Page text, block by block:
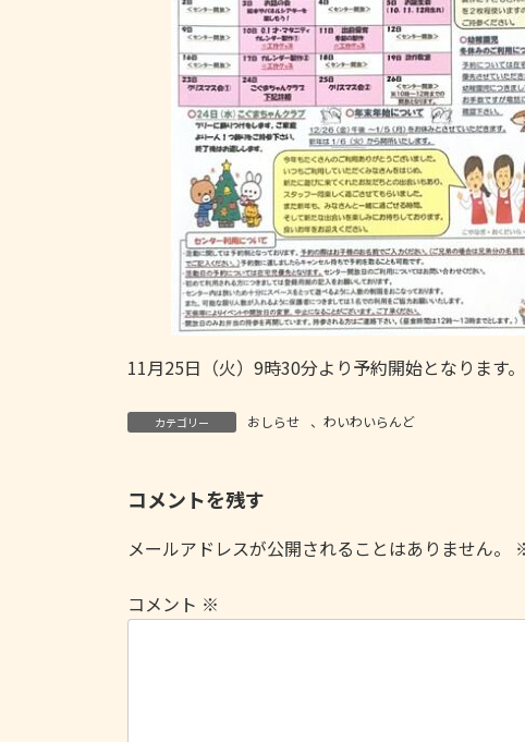
11月25日（火）9時30分より予約開始となります。
カテゴリー おしらせ 、 わいわいらんど
コメントを残す
メールアドレスが公開されることはありません。
コメント ※